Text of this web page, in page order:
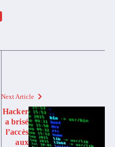
Next Article
Hacker
a brisé
l’accès
aux